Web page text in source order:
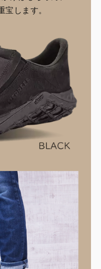
宝します。